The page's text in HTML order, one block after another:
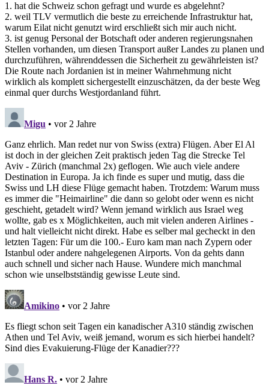
1. hat die Schweiz schon gefragt und wurde es abgelehnt?
2. weil TLV vermutlich die beste zu erreichende Infrastruktur hat,
warum Eilat nicht genutzt wird erschließt sich mir auch nicht.
3. ist genug Personal der Botschaft oder anderen regierungsnahen
Stellen vorhanden, um diesen Transport außer Landes zu planen und
durchzuführen, währenddessen die Sicherheit zu gewährleisten ist?
Die Route nach Jordanien ist in meiner Wahrnehmung nicht
wirklich als komplett sichergestellt einzuschätzen, da der beste Weg
einmal quer durchs Westjordanland führt.
Migu • vor 2 Jahre
Ganz ehrlich. Man redet nur von Swiss (extra) Flügen. Aber El Al
ist doch in der gleichen Zeit praktisch jeden Tag die Strecke Tel
Aviv - Zürich (manchmal 2x) geflogen. Wie auch viele andere
Destination in Europa. Ja ich finde es super und mutig, dass die
Swiss und LH diese Flüge gemacht haben. Trotzdem: Warum muss
es immer die "Heimairline" die dann so gelobt oder wenn es nicht
geschieht, getadelt wird? Wenn jemand wirklich aus Israel weg
wollte, gab es x Möglichkeiten, auch mit vielen anderen Airlines -
und halt vielleicht nicht direkt. Habe es selber mal gecheckt in den
letzten Tagen: Für um die 100.- Euro kam man nach Zypern oder
Istanbul oder andere nahgelegenen Airports. Von da gehts dann
auch schnell und sicher nach Hause. Wundere mich manchmal
schon wie unselbstständig gewisse Leute sind.
Amikino • vor 2 Jahre
Es fliegt schon seit Tagen ein kanadischer A310 ständig zwischen
Athen und Tel Aviv, weiß jemand, worum es sich hierbei handelt?
Sind dies Evakuierung-Flüge der Kanadier???
Hans R. • vor 2 Jahre